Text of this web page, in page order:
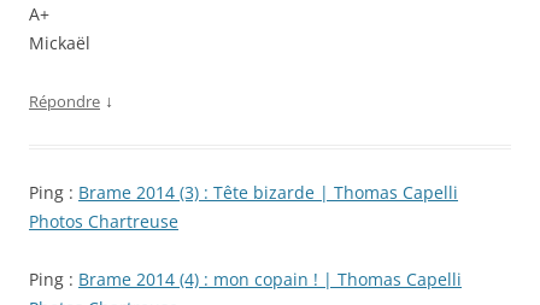
A+
Mickaël
Répondre ↓
Ping : Brame 2014 (3) : Tête bizarde | Thomas Capelli
Photos Chartreuse
Ping : Brame 2014 (4) : mon copain ! | Thomas Capelli